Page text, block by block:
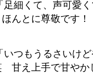
「足細くて、声可愛
ほんとに尊敬です
「いつもうるさいけ
甘え上手で甘やか